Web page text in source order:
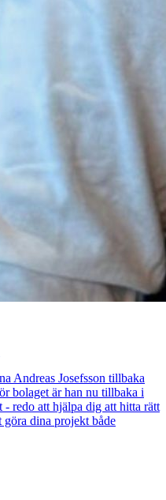
Andreas Josefsson tillbaka
bolaget är han nu tillbaka i
redo att hjälpa dig att hitta rätt
dina projekt både